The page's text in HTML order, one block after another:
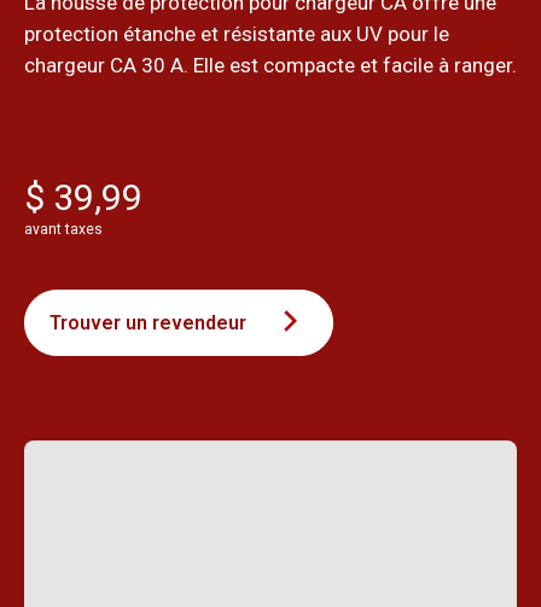
protection étanche et résistante aux UV pour le
chargeur CA 30 A. Elle est compacte et facile à ranger.
$ 39,99
avant taxes
Trouver un revendeur